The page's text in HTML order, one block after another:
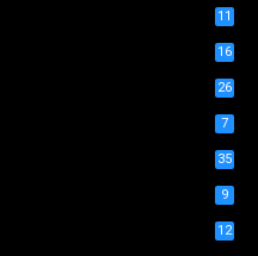
11
16
26
7
35
9
12